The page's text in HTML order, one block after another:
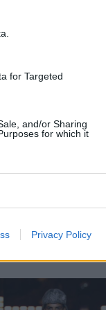
for Targeted
and/or Sharing
for which it
Privacy Policy
die sie an junge
von Vielfalt und
Veränderung zu
Umständen
Süchtigen“
an die Generation
mit einer
frische